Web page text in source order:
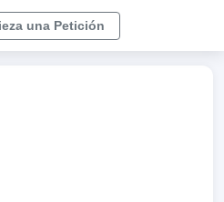
una Petición